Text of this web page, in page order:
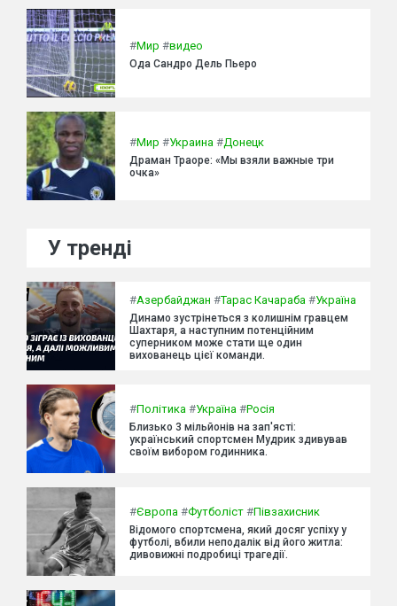
#Мир #видео
Ода Сандро Дель Пьеро
#Мир #Украина #Донецк
Драман Траоре: «Мы взяли важные три
очка»
У тренді
#Азербайджан #Тарас Качараба #Україна
Динамо зустрінеться з колишнім гравцем
Шахтаря, а наступним потенційним
суперником може стати ще один
вихованець цієї команди.
#Політика #Україна #Росія
Близько 3 мільйонів на зап'ясті:
український спортсмен Мудрик здивував
своїм вибором годинника.
#Європа #Футболіст #Півзахисник
Відомого спортсмена, який досяг успіху у
футболі, вбили неподалік від його житла:
дивовижні подробиці трагедії.